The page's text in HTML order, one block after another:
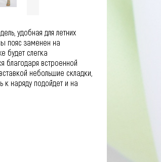
удобная для летних
пояс заменен на
будет слегка
благодаря встроенной
небольшие складки,
к наряду подойдет и на